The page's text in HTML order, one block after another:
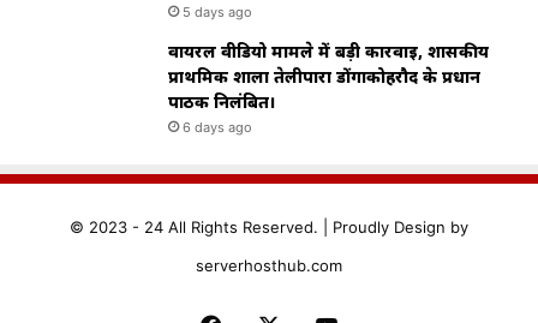
5 days ago
वायरल वीडियो मामले में बड़ी कार्रवाई, शासकीय
प्राथमिक शाला तेलीपारा डोंगाकोहरौद के प्रधान
पाठक निलंबित।
6 days ago
© 2023 - 24 All Rights Reserved. | Proudly Design by
serverhosthub.com